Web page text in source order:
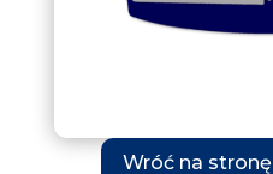
Wróć na